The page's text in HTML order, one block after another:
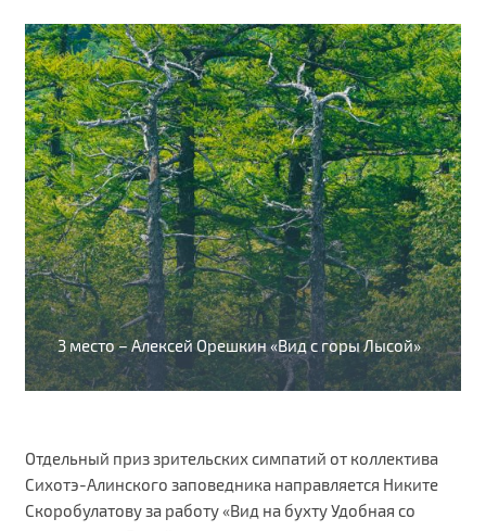
3 место – Алексей Орешкин «Вид с горы Лысой»
Отдельный приз зрительских симпатий от коллектива
Сихотэ-Алинского заповедника направляется Никите
Скоробулатову за работу «Вид на бухту Удобная со